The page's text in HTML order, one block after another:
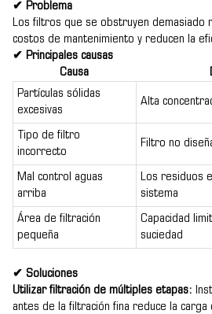
✔ Problema
Los filtros que se obstruyen demasiado
costos de mantenimiento y reducen la
✔ Principales causas
Causa
Partículas sólidas
excesivas
Alta
Tipo de filtro
incorrecto
Filtro no
Mal control aguas
arriba
Los residuos
sistema
Área de filtración
pequeña
Capacidad
suciedad
✔ Soluciones
Utilizar filtración de múltiples etapas:
antes de la filtración fina reduce la